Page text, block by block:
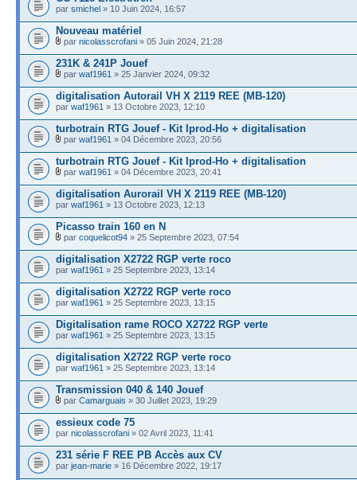
par smichel » 10 Juin 2024, 16:57
Nouveau matériel
par nicolasscrofani » 05 Juin 2024, 21:28
231K & 241P Jouef
par waf1961 » 25 Janvier 2024, 09:32
digitalisation Autorail VH X 2119 REE (MB-120)
par waf1961 » 13 Octobre 2023, 12:10
turbotrain RTG Jouef - Kit Iprod-Ho + digitalisation
par waf1961 » 04 Décembre 2023, 20:56
turbotrain RTG Jouef - Kit Iprod-Ho + digitalisation
par waf1961 » 04 Décembre 2023, 20:41
digitalisation Aurorail VH X 2119 REE (MB-120)
par waf1961 » 13 Octobre 2023, 12:13
Picasso train 160 en N
par coquelicot94 » 25 Septembre 2023, 07:54
digitalisation X2722 RGP verte roco
par waf1961 » 25 Septembre 2023, 13:14
digitalisation X2722 RGP verte roco
par waf1961 » 25 Septembre 2023, 13:15
Digitalisation rame ROCO X2722 RGP verte
par waf1961 » 25 Septembre 2023, 13:15
digitalisation X2722 RGP verte roco
par waf1961 » 25 Septembre 2023, 13:14
Transmission 040 & 140 Jouef
par Camarguais » 30 Juillet 2023, 19:29
essieux code 75
par nicolasscrofani » 02 Avril 2023, 11:41
231 série F REE PB Accès aux CV
par jean-marie » 16 Décembre 2022, 19:17